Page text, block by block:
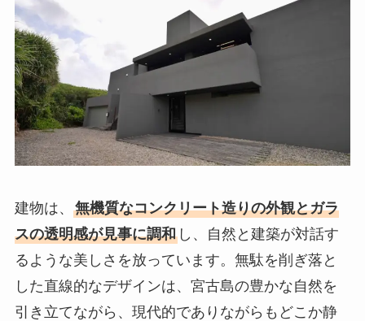
建物は、 無機質なコンクリート造りの外観とガラ
スの透明感が見事に調和し、自然と建築が対話す
るような美しさを放っています。無駄を削ぎ落と
した直線的なデザインは、宮古島の豊かな自然を
引き立てながら、現代的でありながらもどこか静